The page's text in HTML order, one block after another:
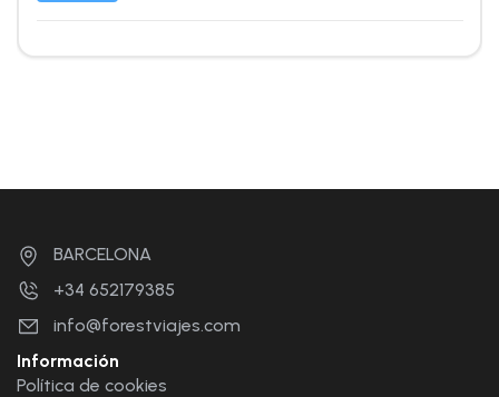
BARCELONA
+34 652179385
info@forestviajes.com
Información
Política de cookies